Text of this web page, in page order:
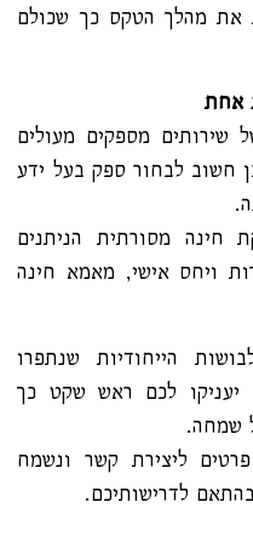
את מהלך הטקס כך שכולם
אחת
שירותים מספקים מעולים
חשוב לבחור ספק בעל ידע
מסורתית הניתנים
ויחס אישי, מאמא חינה
הייחודיות שנתפרו
יעניקו לכם ראש שקט כך
שמחה.
ליצירת קשר ונשמח
לדרישותיכם.